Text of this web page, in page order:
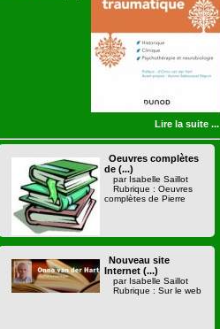
Lire la suite ...
Oeuvres complètes
de (...)
par Isabelle Saillot
Rubrique : Oeuvres
complètes de Pierre
Nouveau site
Internet (...)
par Isabelle Saillot
Rubrique : Sur le web